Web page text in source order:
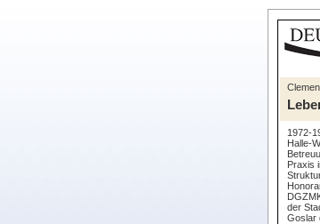
1972-
Halle-
Praxis
der
Goslar